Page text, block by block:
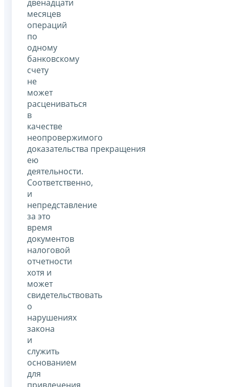
двенадцати
месяцев
операций
по
одному
банковскому
счету
не
может
расцениваться
в
качестве
неопровержимого
доказательства прекращения
ею
деятельности.
Соответственно,
и
непредставление
за это
время
документов
налоговой
отчетности
хотя и
может
свидетельствовать
о
нарушениях
закона
и
служить
основанием
для
привлечения